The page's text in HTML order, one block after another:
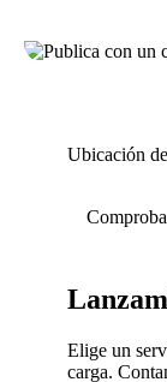
Ubicación
Elige un
carga.